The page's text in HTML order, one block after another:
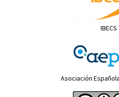
IBECS
Asociación